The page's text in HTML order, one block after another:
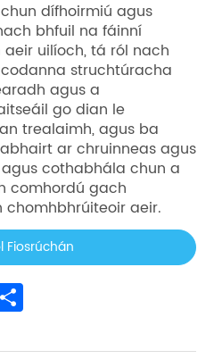
dífhoirmiú agus
bhfuil na fáinní
uilíoch, tá ról nach
struchtúracha
agus a
go dian le
trealaimh, agus ba
ar chruinneas agus
cothabhála chun a
comhordú gach
aeir.
Fiosrúchán